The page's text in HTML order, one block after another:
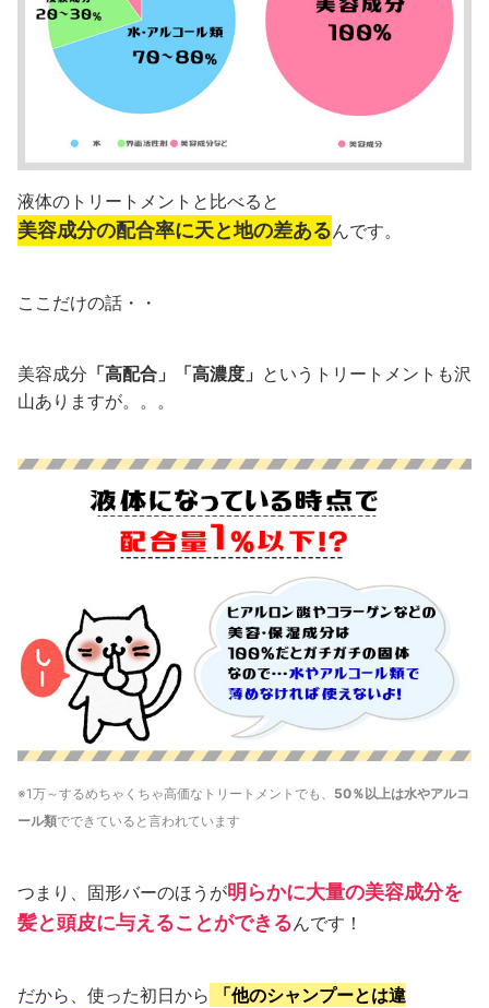
液体のトリートメントと比べると
美容成分の配合率に天と地の差あるんです。
ここだけの話・・
美容成分 「高配合」「高濃度」 というトリートメントも沢
山ありますが。。。
※1万～するめちゃくちゃ高価なトリートメントでも、 50％以上は水やアルコ
ール類でできていると言われています
つまり、固形バーのほうが明らかに大量の美容成分を
髪と頭皮に与えることができるんです！
だから、使った初日から 「他のシャンプーとは違